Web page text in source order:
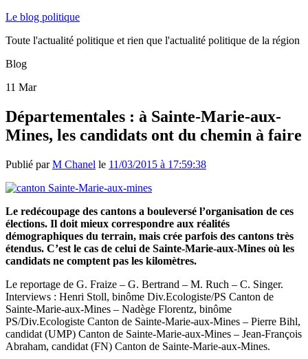
Le blog politique
Toute l'actualité politique et rien que l'actualité politique de la région
Blog
11 Mar
Départementales : à Sainte-Marie-aux-
Mines, les candidats ont du chemin à faire
Publié parM Chanel le 11/03/2015 à 17:59:38
Le redécoupage des cantons a bouleversé l’organisation de ces
élections. Il doit mieux correspondre aux réalités
démographiques du terrain, mais crée parfois des cantons très
étendus. C’est le cas de celui de Sainte-Marie-aux-Mines où les
candidats ne comptent pas les kilomètres.
Le reportage de G. Fraize – G. Bertrand – M. Ruch – C. Singer.
Interviews : Henri Stoll, binôme Div.Ecologiste/PS Canton de
Sainte-Marie-aux-Mines – Nadège Florentz, binôme
PS/Div.Ecologiste Canton de Sainte-Marie-aux-Mines – Pierre Bihl,
candidat (UMP) Canton de Sainte-Marie-aux-Mines – Jean-François
Abraham, candidat (FN) Canton de Sainte-Marie-aux-Mines.